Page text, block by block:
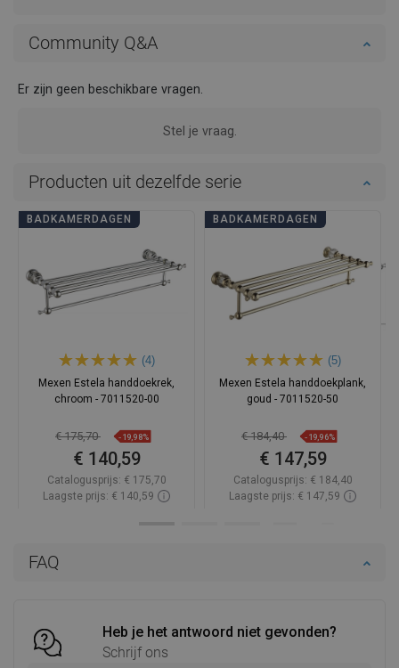
FAQ
Heb je het antwoord niet gevonden?
Schrijf ons
Community Q&A
Er zijn geen beschikbare vragen.
Stel je vraag.
Producten uit dezelfde serie
BADKAMERDAGEN
(4)
Mexen Estela handdoekrek,
chroom - 7011520-00
€ 175,70 -19,98%
€ 140,59
Catalogusprijs: € 175,70
Laagste prijs: € 140,59
BADKAMERDAGEN
(5)
Mexen Estela handdoekplank,
goud - 7011520-50
€ 184,40 -19,96%
€ 147,59
Catalogusprijs: € 184,40
Laagste prijs: € 147,59